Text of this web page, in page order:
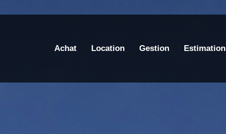
Achat Location Gestion Estimation